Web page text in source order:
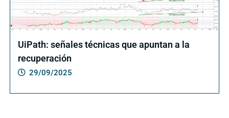
UiPath: señales técnicas que apuntan a la
recuperación
29/09/2025